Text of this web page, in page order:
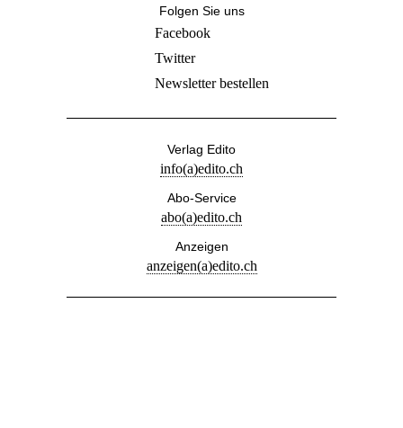
Folgen Sie uns
Facebook
Twitter
Newsletter bestellen
Verlag Edito
info(a)edito.ch
Abo-Service
abo(a)edito.ch
Anzeigen
anzeigen(a)edito.ch